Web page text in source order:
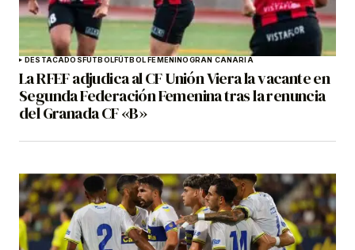
DESTACADOS FÚTBOLFÚTBOL FEMENINOGRAN CANARIA
La RFEF adjudica al CF Unión Viera la vacante en
Segunda Federación Femenina tras la renuncia
del Granada CF «B»